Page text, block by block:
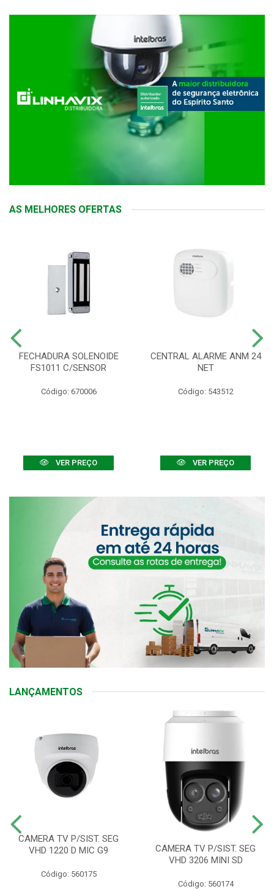
AS MELHORES OFERTAS
FECHADURA SOLENOIDE
FS1011 C/SENSOR
Código: 670006
VER PREÇO
CENTRAL ALARME ANM 24
NET
Código: 543512
VER PREÇO
LANÇAMENTOS
CAMERA TV P/SIST. SEG
VHD 1220 D MIC G9
Código: 560175
CAMERA TV P/SIST. SEG
VHD 3206 MINI SD
Código: 560174